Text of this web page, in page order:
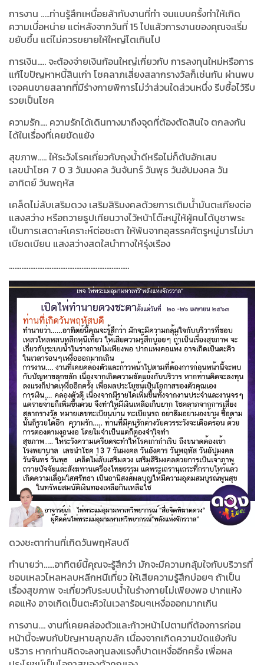
การงาน …..ท่านรู้สึกเหนื่อยล้ากับงานที่ทำ จนแบบครั้งทำให้เกิด
ความเบื่อหน่าย แต่หลังจากวันที่15ไปแล้วการงานของคุณจะเริ่ม
ขยับขึ้น แต่ไม่ควรขยายให้ใหญ่โตเกินไป
การเงิน..... จะต้องจ่ายเงินก้อนใหญ่เกี่ยวกับ การลงทุนใหม่หรือการ
แก้ไขปัญหาหนี้สินเก่า โชคลาภเสี่ยงสลากรางวัลก็เช่นกัน ผ่านพบ
เจอคนขายสลากที่มีร่างกายพิการไม่ว่าส่วนใดส่วนหนึ่ง รีบซื้อไว้รีบ
รวยเป็นโชค
ความรัก…. ความรักได้เดินทางมาถึงจุดที่ต้องตัดสินใจ ตกลงกัน
ได้ในเรื่องที่เคยขัดแย้ง
สุขภาพ..... ให้ระวังโรคเกี่ยวกับถุงน้ำดีหรือไม่ก็ตับอักเสบ
เลขนำโชค 7 0 3 วันมงคล วันจันทร์ วันพุธ วันอัปมงคล วัน
อาทิตย์ วันพฤหัส
เคล็ดไม่ลับเสริมดวง เสริมสิริมงคลด้วยการเติมน้ำมันตะเกียงต่อ
แสงสว่าง หรือถวายธูปเทียนวางไว้หน้าโต๊ะหมู่ให้ผู้คนได้บูชาพระ
เป็นการเสดาะห์เคราะห์ต่อชะตา ให้พ้นจากอุสรรคศัตรูหมู่มารไม่มา
เบียดเบียน แสงสว่างสดใสนำทางให้รุ่งเรือง
....................................................................
ดวงชะตาท่านที่เกิดวันพฤหัสบดี
ทำนายว่า......อาทิตย์นี้คุณจะรู้สึกว่า มักจะมีความกลุ้มใจกับบริวารที่
ชอบเหลวไหลหลบหลีกหนีเที่ยว ให้เสียความรู้สึกบ่อยๆ ถ้าเป็น
เรื่องสุขภาพ จะเกี่ยวกับระบบน้ำในร่างกายไม่เพียงพอ ปากแห้ง
คอแห้ง อาจเกิดเป็นตะคิวในเวลาร้อนๆเหงื่อออกมากเกิน
การงาน.... งานที่เคยคล่องตัวและก้าวหน้าไปตามที่ต้องการก่อน
หน้านี้จะพบกับปัญหาขลุกขลัก เนื่องจากเกิดความขัดแย้งกับ
บริวาร หากท่านคิดจะลงทุนลงแรงก็ปาดเหงื่ออีกครั้ง เพื่อผล